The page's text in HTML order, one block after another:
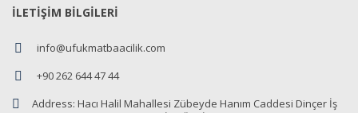
İLETİŞİM BİLGİLERİ
info@ufukmatbaacilik.com
+90 262 644 47 44
Address: Hacı Halil Mahallesi Zübeyde Hanım Caddesi Dinçer İş